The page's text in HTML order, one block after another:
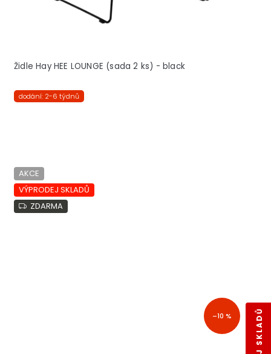
Židle Hay HEE LOUNGE (sada 2 ks) - black
dodání: 2-6 týdnů
AKCE
VÝPRODEJ SKLADŮ
ZDARMA
–10 %